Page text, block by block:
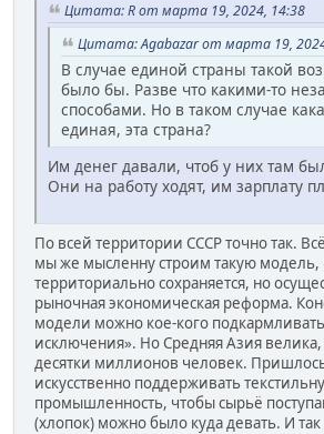
Цитата: R от марта 19, 2024, 14:38
Цитата: Agabazar от марта 19,
В случае единой страны такой
было бы. Разве что какими-то
способами. Но в таком случае
единая, эта страна?
Им денег давали, чтоб у них там
Они на работу ходят, им зарплату
По всей территории СССР точно так.
мы же мысленну строим такую модель,
территориально сохраняется, но
рыночная экономическая реформа.
модели можно кое-кого
исключения». Но Средняя Азия
десятки миллионов человек.
искусственно поддерживать
промышленность, чтобы сырьё
(хлопок) можно было куда девать. И так